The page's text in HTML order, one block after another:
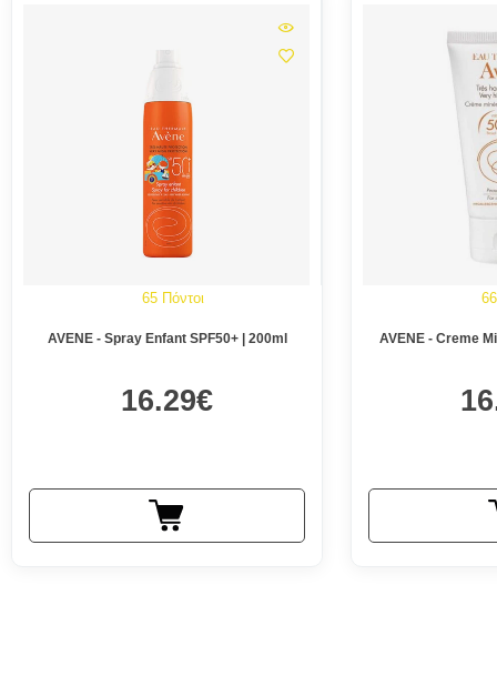
65 Πόντοι
AVENE - Spray Enfant SPF50+ | 200ml
16.29€
AVENE - Creme